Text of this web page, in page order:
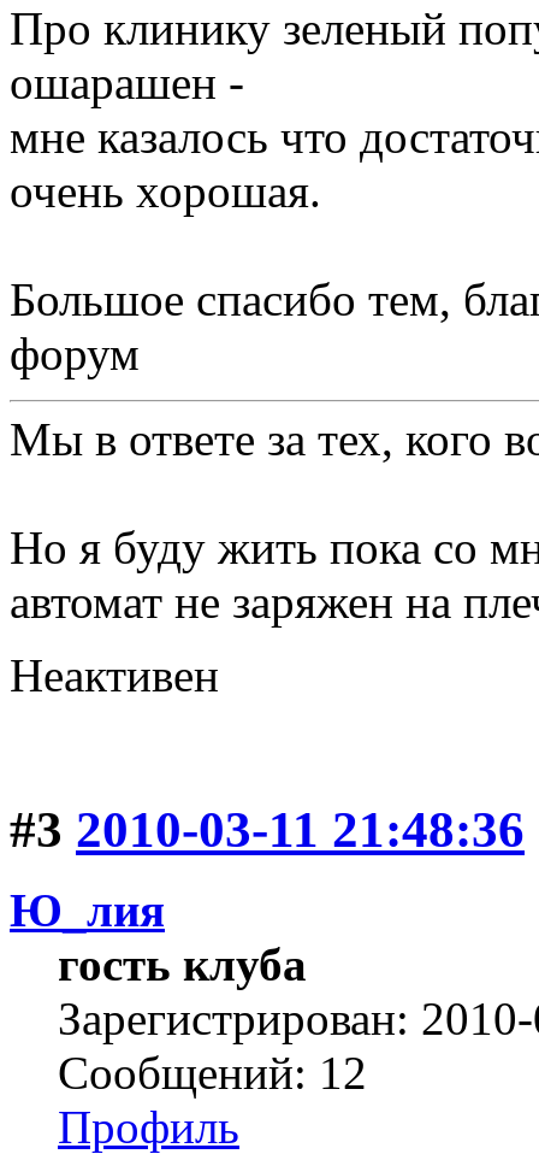
Про клинику зеленый
ошарашен -
мне казалось что
очень хорошая.
Большое спасибо тем,
форум
Мы в ответе за тех, кого
Но я буду жить пока со
автомат не заряжен на
Неактивен
#3 2010-03-11 21:48:36
Ю_лия
гость клуба
Зарегистрирован:
Сообщений: 12
Профиль